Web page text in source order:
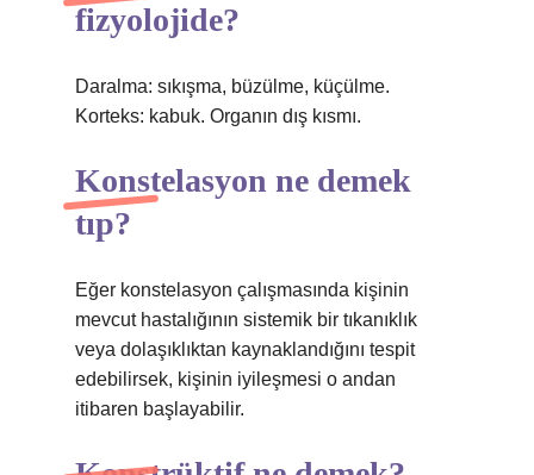
fizyolojide?
Daralma: sıkışma, büzülme, küçülme.
Korteks: kabuk. Organın dış kısmı.
Konstelasyon ne demek
tıp?
Eğer konstelasyon çalışmasında kişinin
mevcut hastalığının sistemik bir tıkanıklık
veya dolaşıklıktan kaynaklandığını tespit
edebilirsek, kişinin iyileşmesi o andan
itibaren başlayabilir.